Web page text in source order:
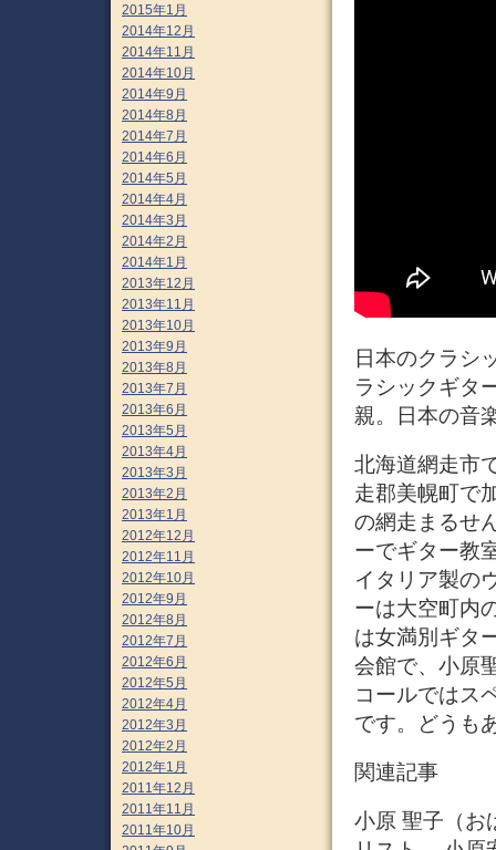
日本のクラシ
ラシックギタ
親。日本の音
北海道網走市
走郡美幌町で
の網走まるせ
ーでギター教
イタリア製の
ーは大空町内
は女満別ギタ
会館で、小原
コールではス
です。どうも
関連記事
小原 聖子（お
2015年1月
2014年12月
2014年11月
2014年10月
2014年9月
2014年8月
2014年7月
2014年6月
2014年5月
2014年4月
2014年3月
2014年2月
2014年1月
2013年12月
2013年11月
2013年10月
2013年9月
2013年8月
2013年7月
2013年6月
2013年5月
2013年4月
2013年3月
2013年2月
2013年1月
2012年12月
2012年11月
2012年10月
2012年9月
2012年8月
2012年7月
2012年6月
2012年5月
2012年4月
2012年3月
2012年2月
2012年1月
2011年12月
2011年11月
2011年10月